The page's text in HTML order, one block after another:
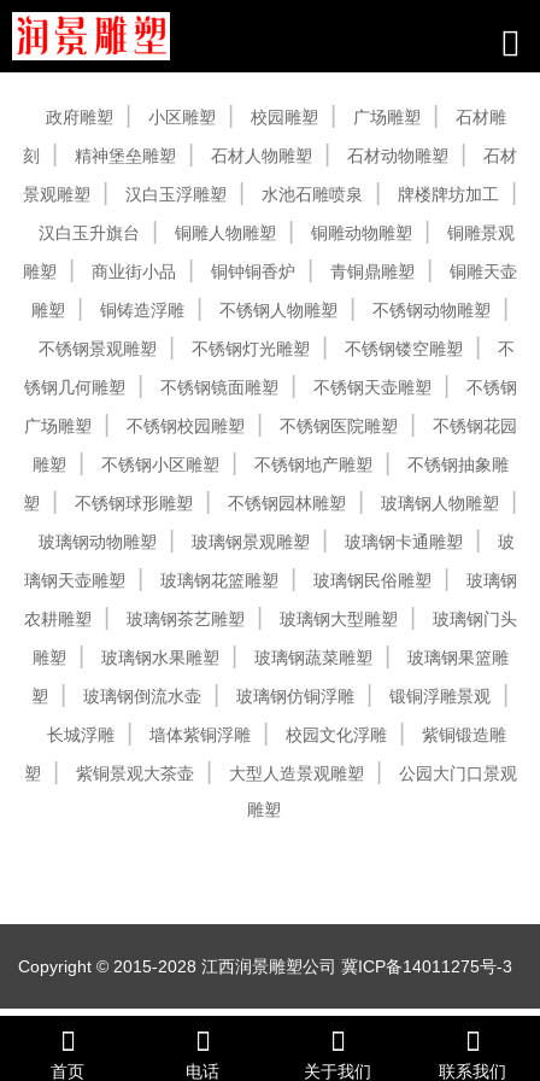
政府雕塑 小区雕塑 校园雕塑 广场雕塑
石材雕
刻
精神堡垒雕塑 石材人物雕塑 石材动物雕塑
石材
景观雕塑
汉白玉浮雕塑 水池石雕喷泉
牌楼牌坊加工
汉白玉升旗台
铜雕人物雕塑 铜雕动物雕塑
铜雕景观
雕塑
商业街小品 铜钟铜香炉 青铜鼎雕塑
铜雕天壶
雕塑
铜铸造浮雕 不锈钢人物雕塑
不锈钢动物雕塑
不锈钢景观雕塑
不锈钢灯光雕塑 不锈钢镂空雕塑
不
锈钢几何雕塑
不锈钢镜面雕塑 不锈钢天壶雕塑
不锈钢
广场雕塑
不锈钢校园雕塑 不锈钢医院雕塑
不锈钢花园
雕塑
不锈钢小区雕塑 不锈钢地产雕塑
不锈钢抽象雕
塑
不锈钢球形雕塑 不锈钢园林雕塑
玻璃钢人物雕塑
玻璃钢动物雕塑
玻璃钢景观雕塑 玻璃钢卡通雕塑
玻
璃钢天壶雕塑
玻璃钢花篮雕塑 玻璃钢民俗雕塑
玻璃钢
农耕雕塑
玻璃钢茶艺雕塑 玻璃钢大型雕塑
玻璃钢门头
雕塑
玻璃钢水果雕塑 玻璃钢蔬菜雕塑
玻璃钢果篮雕
塑
玻璃钢倒流水壶 玻璃钢仿铜浮雕
锻铜浮雕景观
长城浮雕
墙体紫铜浮雕 校园文化浮雕
紫铜锻造雕
塑
紫铜景观大茶壶 大型人造景观雕塑
公园大门口景观
雕塑
Copyright © 2015-2028 江西润景雕塑公司 冀ICP备14011275号-3
首页 电话 关于我们 联系我们